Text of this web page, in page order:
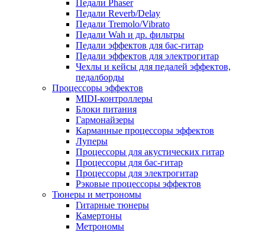
Педали Phaser
Педали Reverb/Delay
Педали Tremolo/Vibrato
Педали Wah и др. фильтры
Педали эффектов для бас-гитар
Педали эффектов для электрогитар
Чехлы и кейсы для педалей эффектов,
педалборды
Процессоры эффектов
MIDI-контроллеры
Блоки питания
Гармонайзеры
Карманные процессоры эффектов
Луперы
Процессоры для акустических гитар
Процессоры для бас-гитар
Процессоры для электрогитар
Рэковые процессоры эффектов
Тюнеры и метрономы
Гитарные тюнеры
Камертоны
Метрономы